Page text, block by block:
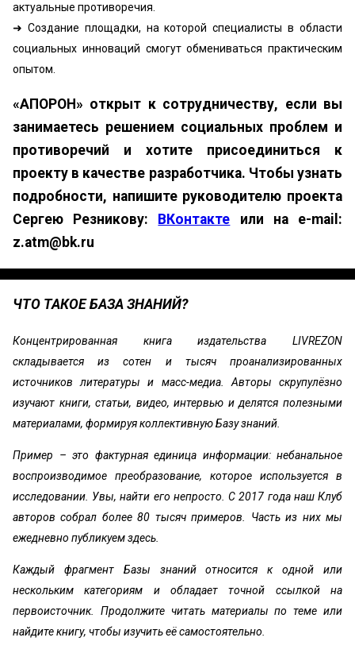
актуальные противоречия.
➜ Создание площадки, на которой специалисты в области
социальных инноваций смогут обмениваться практическим
опытом.
«АПОРОН» открыт к сотрудничеству, если вы
занимаетесь решением социальных проблем и
противоречий и хотите присоединиться к
проекту в качестве разработчика. Чтобы узнать
подробности, напишите руководителю проекта
Сергею Резникову:
ВКонтакте или на e-mail:
z.atm@bk.ru
ЧТО ТАКОЕ БАЗА ЗНАНИЙ?
Концентрированная книга издательства LIVREZON
складывается из сотен и тысяч проанализированных
источников литературы и масс-медиа. Авторы скрупулёзно
изучают книги, статьи, видео, интервью и делятся полезными
материалами, формируя коллективную Базу знаний.
Пример – это фактурная единица информации: небанальное
воспроизводимое преобразование, которое используется в
исследовании. Увы, найти его непросто. С 2017 года наш Клуб
авторов собрал более 80 тысяч примеров. Часть из них мы
ежедневно публикуем здесь.
Каждый фрагмент Базы знаний относится к одной или
нескольким категориям и обладает точной ссылкой на
первоисточник. Продолжите читать материалы по теме или
найдите книгу, чтобы изучить её самостоятельно.